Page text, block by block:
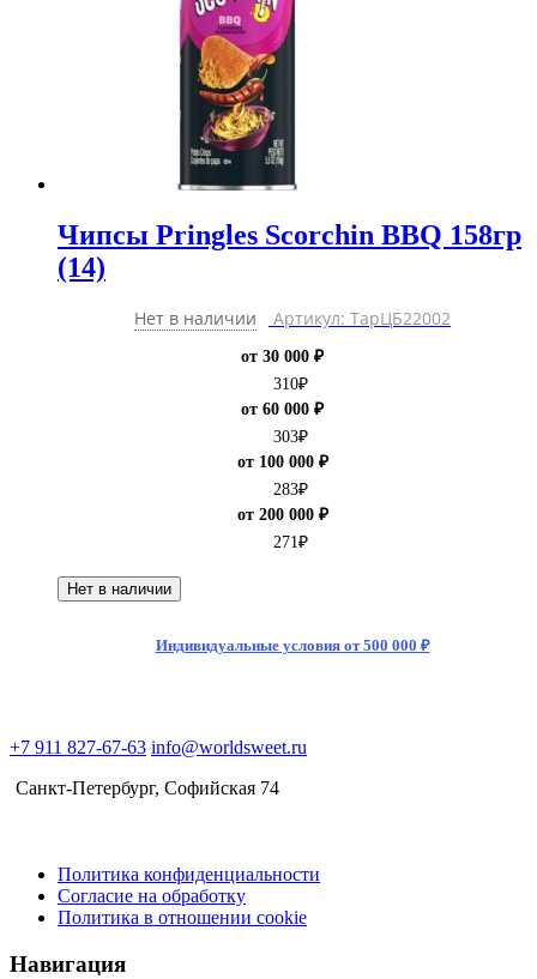
Чипсы Pringles Scorchin BBQ 158гр
(14)
Нет в наличии Артикул: ТарЦБ22002
от 30 000 ₽
310₽
от 60 000 ₽
303₽
от 100 000 ₽
283₽
от 200 000 ₽
271₽
Нет в наличии
Индивидуальные условия от 500 000 ₽
+7 911 827-67-63 info@worldsweet.ru
Санкт-Петербург​, Софийская 74
Политика конфиденциальности
Согласие на обработку
Политика в отношении cookie
Навигация